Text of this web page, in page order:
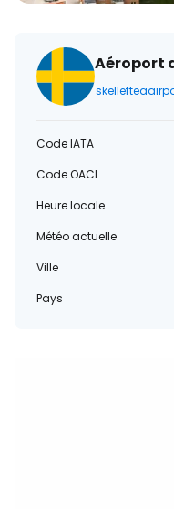
Aéroport
Code IATA
Code OACI
Heure locale
Météo actuelle
Ville
Pays